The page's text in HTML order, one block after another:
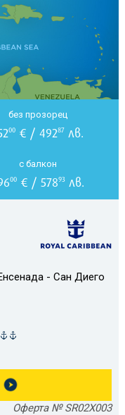
- Сан Диего
Оферта № SR02X003
без прозорец
00 € / 49287 лв.
с балкон
00€ / 57893лв.